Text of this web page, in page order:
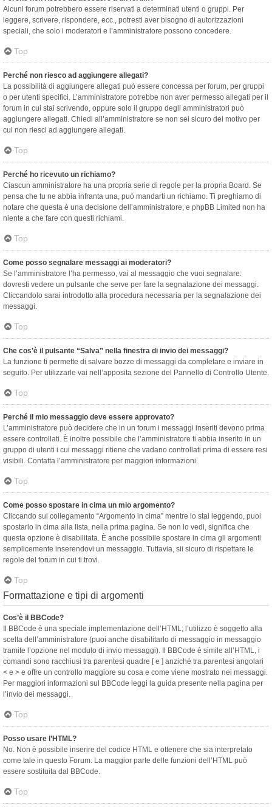
Alcuni forum potrebbero essere riservati a determinati utenti o gruppi. Per
leggere, scrivere, rispondere, ecc., potresti aver bisogno di autorizzazioni
speciali, che solo i moderatori e l’amministratore possono concedere.
Top
Perché non riesco ad aggiungere allegati?
La possibilità di aggiungere allegati può essere concessa per forum, per gruppi
o per utenti specifici. L’amministratore potrebbe non aver permesso allegati per il
forum in cui stai scrivendo, oppure solo il gruppo degli amministratori può
aggiungere allegati. Chiedi all’amministratore se non sei sicuro del motivo per
cui non riesci ad aggiungere allegati.
Top
Perché ho ricevuto un richiamo?
Ciascun amministratore ha una propria serie di regole per la propria Board. Se
pensa che tu ne abbia infranta una, può mandarti un richiamo. Ti preghiamo di
notare che questa è una decisione dell’amministratore, e phpBB Limited non ha
niente a che fare con questi richiami.
Top
Come posso segnalare messaggi ai moderatori?
Se l’amministratore l’ha permesso, vai al messaggio che vuoi segnalare:
dovresti vedere un pulsante che serve per fare la segnalazione dei messaggi.
Cliccandolo sarai introdotto alla procedura necessaria per la segnalazione dei
messaggi.
Top
Che cos’è il pulsante “Salva” nella finestra di invio dei messaggi?
La funzione ti permette di salvare bozze di messaggi da completare e inviare in
seguito. Per utilizzarle vai nell’apposita sezione del Pannello di Controllo Utente.
Top
Perché il mio messaggio deve essere approvato?
L’amministratore può decidere che in un forum i messaggi inseriti devono prima
essere controllati. È inoltre possibile che l’amministratore ti abbia inserito in un
gruppo di utenti i cui messaggi ritiene che vadano controllati prima di essere resi
visibili. Contatta l’amministratore per maggiori informazioni.
Top
Come posso spostare in cima un mio argomento?
Cliccando sul collegamento “Argomento in cima” mentre lo stai leggendo, puoi
spostarlo in cima alla lista, nella prima pagina. Se non lo vedi, significa che
questa opzione è disabilitata. È anche possibile spostare in cima gli argomenti
semplicemente inserendovi un messaggio. Tuttavia, sii sicuro di rispettare le
regole del forum in cui ti trovi.
Top
Formattazione e tipi di argomenti
Cos’è il BBCode?
Il BBCode è una speciale implementazione dell’HTML; l’utilizzo è soggetto alla
scelta dell’amministratore (puoi anche disabilitarlo di messaggio in messaggio
tramite l’opzione nel modulo di invio messaggi). Il BBCode è simile all’HTML, i
comandi sono racchiusi tra parentesi quadre [ e ] anziché tra parentesi angolari
< e > e offre un controllo maggiore su cosa e come viene mostrato nei messaggi.
Per maggiori informazioni sul BBCode leggi la guida presente nella pagina per
l’invio dei messaggi.
Top
Posso usare l’HTML?
No. Non è possibile inserire del codice HTML e ottenere che sia interpretato
come tale in questo Forum. La maggior parte delle funzioni dell’HTML può
essere sostituita dal BBCode.
Top